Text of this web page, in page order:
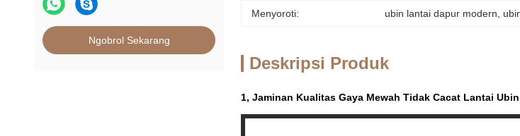
Ngobrol Sekarang
Menyoroti: ubin lantai dapur modern
Deskripsi Produk
1, Jaminan Kualitas Gaya Mewah Tidak Cacat Lantai